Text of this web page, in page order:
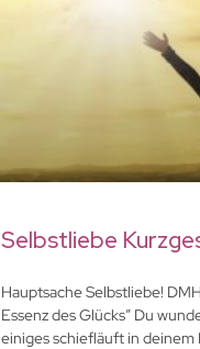
Selbstliebe
Hauptsache Selbstliebe!
Essenz des Glücks” Du
einiges schiefläuft in deinem